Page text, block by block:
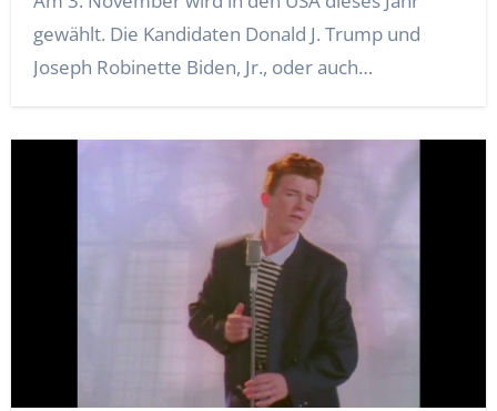
gewählt. Die Kandidaten Donald J. Trump und
Joseph Robinette Biden, Jr., oder auch…